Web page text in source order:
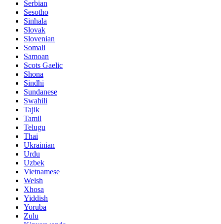
Serbian
Sesotho
Sinhala
Slovak
Slovenian
Somali
Samoan
Scots Gaelic
Shona
Sindhi
Sundanese
Swahili
Tajik
Tamil
Telugu
Thai
Ukrainian
Urdu
Uzbek
Vietnamese
Welsh
Xhosa
Yiddish
Yoruba
Zulu